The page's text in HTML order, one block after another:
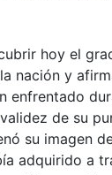
hoy el
nación y
enfrentado
de su
su imagen
adquirido a